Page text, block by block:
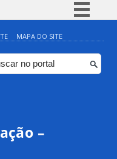
Simplifique!
Comunica BR
Participe
Canais
MAPA DO SITE
–